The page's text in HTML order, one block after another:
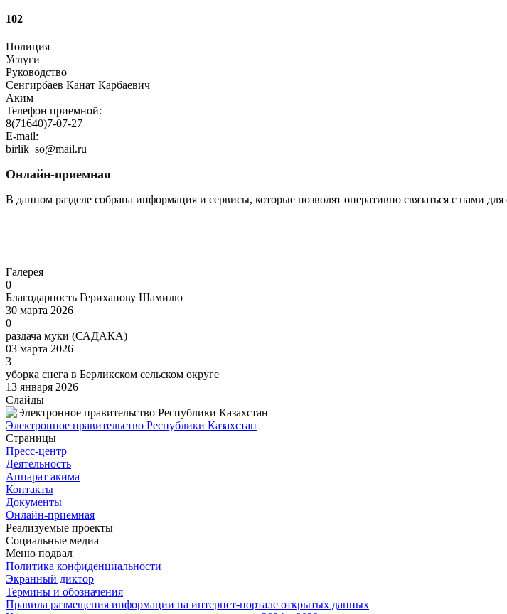
102
Полиция
Услуги
Руководство
Сенгирбаев Канат Карбаевич
Аким
Телефон приемной:
8(71640)7-07-27
E-mail:
birlik_so@mail.ru
Онлайн-приемная
В данном разделе собрана информация и сервисы, которые позволят оперативно связаться с нами
Галерея
0
Благодарность Гериханову Шамилю
30 марта 2026
0
раздача муки (САДАКА)
03 марта 2026
3
уборка снега в Берликском сельском округе
13 января 2026
Слайды
Электронное правительство Республики Казахстан
Страницы
Пресс-центр
Деятельность
Аппарат акима
Контакты
Документы
Онлайн-приемная
Реализуемые проекты
Социальные медиа
Меню подвал
Политика конфиденциальности
Экранный диктор
Термины и обозначения
Правила размещения информации на интернет-портале открытых данных